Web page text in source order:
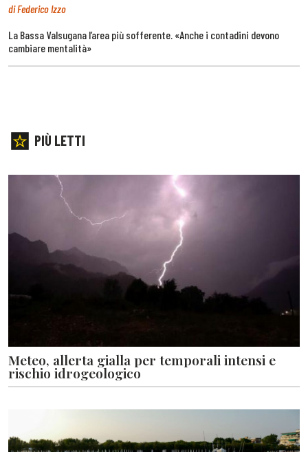
di Federico Izzo
La Bassa Valsugana l’area più sofferente. «Anche i contadini devono
cambiare mentalità»
PIÙ LETTI
Meteo, allerta gialla per temporali intensi e
rischio idrogeologico